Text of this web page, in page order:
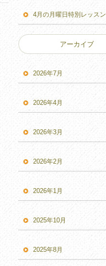
4月の月曜日特別レッスン
アーカイブ
2026年7月
2026年4月
2026年3月
2026年2月
2026年1月
2025年10月
2025年8月